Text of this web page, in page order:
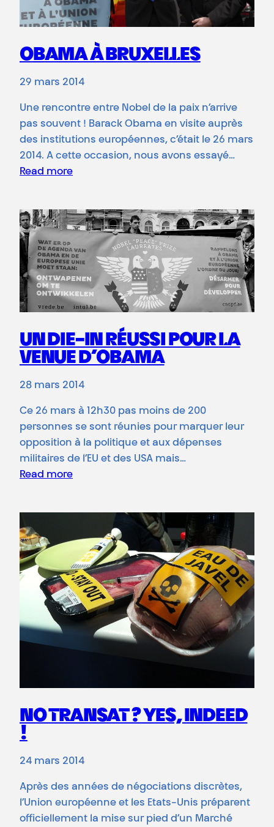
OBAMA À BRUXELLES
29 mars 2014
Une rencontre entre Nobel de la paix n’arrive
pas souvent ! Barack Obama en visite auprès
des institutions européennes, c’était le 26 mars
2014. A cette occasion, nous avons essayé…
Read more
UN DIE-IN RÉUSSI POUR LA
VENUE D’OBAMA
28 mars 2014
Ce 26 mars à 12h30 pas moins de 200
personnes se sont réunies pour marquer leur
opposition à la politique et aux dépenses
militaires de l’EU et des USA mais…
Read more
NO TRANSAT ? YES, INDEED
!
24 mars 2014
Après des années de négociations discrètes,
l’Union européenne et les Etats-Unis préparent
officiellement la mise sur pied d’un Marché